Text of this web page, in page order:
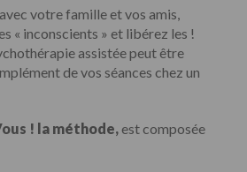
votre famille et vos amis,
« inconscients » et libérez les !
assistée peut être
de vos séances chez un
! la méthode,est composée